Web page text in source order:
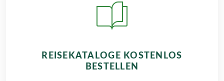
REISEKATALOGE KOSTENLOS
BESTELLEN